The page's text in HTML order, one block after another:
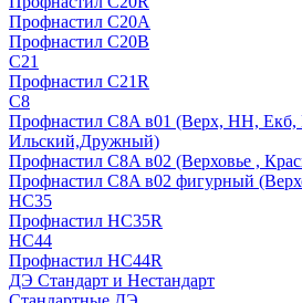
Профнастил С20А
Профнастил С20В
C21
Профнастил С21R
C8
Профнастил С8A в01 (Верх, НН, Екб,
Ильский,Дружный)
Профнастил С8A в02 (Верховье ,
Профнастил С8A в02 фигурный
HС35
Профнастил HC35R
НС44
Профнастил НС44R
ДЭ Стандарт и Нестандарт